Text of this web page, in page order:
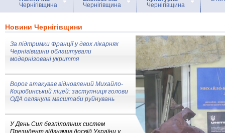
Чернігівщина
Чернігівщина
Чернігівщина
Новини Чернігівщини
За підтримки Франції у двох лікарнях
Чернігівщини облаштували
модернізовані укриття
Ворог атакував відновлений Михайло-
Коцюбинський ліцей: заступниця голови
ОДА оглянула масштаби руйнувань
У День Сил безпілотних систем
Президент відзначив досвід України у